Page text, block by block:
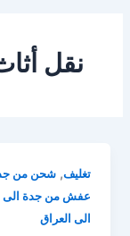
نقل
تغليف,شحن من
عفش من جدة الى
الى العراق